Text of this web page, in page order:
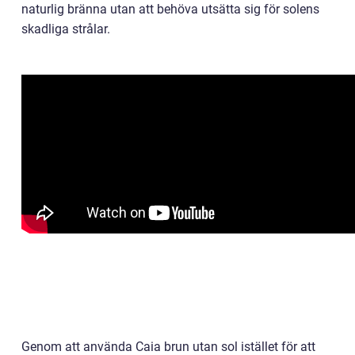
naturlig bränna utan att behöva utsätta sig för solens
skadliga strålar.
Genom att använda Caia brun utan sol istället för att